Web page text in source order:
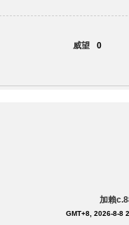
威望
0
加賴
GMT+8, 2026-8-8